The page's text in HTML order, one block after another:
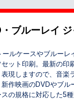
ブルーレイ
ールケースやブルーレ
セット印刷。最新の印
表現しますので、音楽
新作映画のDVDやブル
スの規格に対応した5